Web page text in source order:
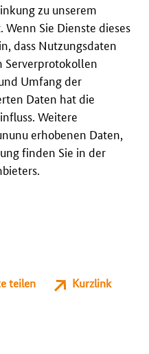
zu unserem
Sie Dienste dieses
dass Nutzungsdaten
Serverprotokollen
Umfang der
Daten hat die
Weitere
erhobenen Daten,
finden Sie in der
teilen Kurzlink